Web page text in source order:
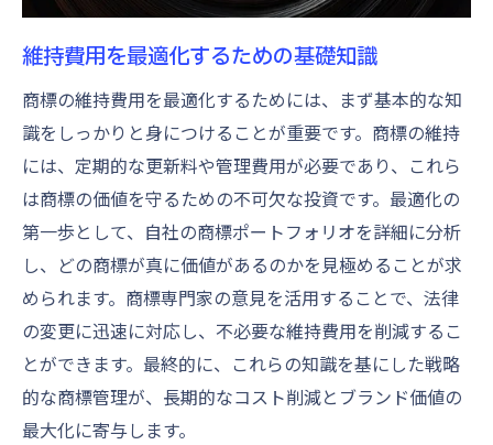
効率的な商標維持費用管理のベストプラク
ティス
商標維持費用削減のための戦略的アプロー
チ
企業資産としての商標とその管理方法
商標維持におけるコスト削減のための新技
術
商標維持費用を効率化するためのプロセス
改善
商標維持費用を最適化するための革新的な
方法
商標登録後の維持費用を軽減する実践的ステッ
維持費用を最適化するための基礎知識
商標の維持費用を最適化するためには、まず基本的な知
識をしっかりと身につけることが重要です。商標の維持
には、定期的な更新料や管理費用が必要であり、これら
は商標の価値を守るための不可欠な投資です。最適化の
第一歩として、自社の商標ポートフォリオを詳細に分析
し、どの商標が真に価値があるのかを見極めることが求
められます。商標専門家の意見を活用することで、法律
の変更に迅速に対応し、不必要な維持費用を削減するこ
とができます。最終的に、これらの知識を基にした戦略
的な商標管理が、長期的なコスト削減とブランド価値の
最大化に寄与します。